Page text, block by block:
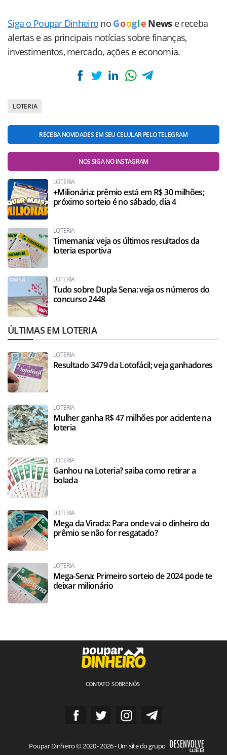
Siga o Poupar Dinheiro no Goog le News e receba
alertas e as principais notícias sobre finanças,
investimentos, mercado, ações e economia.
LOTERIA
RECEBA NOVIDADES EM SEU CELULAR PELO TELEGRAM
NOS SIGA NO INSTAGRAM
LOTERIA
+Milionária: prêmio está em R$ 30 milhões;
próximo sorteio é no sábado, dia 4
LOTERIA
Timemania: veja os últimos resultados da
loteria esportiva
LOTERIA
Tudo sobre Dupla Sena: veja os números do
concurso 2448
ÚLTIMAS EM LOTERIA
LOTERIA
Resultado 3479 da Lotofácil; veja ganhadores
LOTERIA
Mulher ganha R$ 47 milhões por acidente na
loteria
LOTERIA
Ganhou na Loteria? saiba como retirar a
bolada
LOTERIA
Mega da Virada: Para onde vai o dinheiro do
prêmio se não for resgatado?
LOTERIA
Mega-Sena: Primeiro sorteio de 2024 pode te
deixar milionário
CONTATO SOBRE NÓS
Poupar Dinheiro © 2020 - 2026 - Um site do grupo